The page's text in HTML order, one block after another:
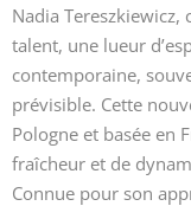
Nadia
talent, une lueur
contemporaine,
prévisible. Cette
Pologne et basée en
fraîcheur et de
Connue pour son